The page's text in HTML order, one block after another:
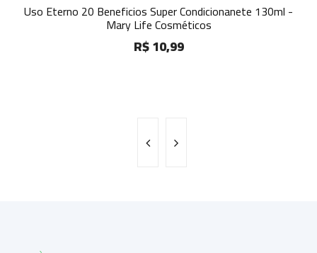
Uso Eterno 20 Beneficios Super Condicionanete 130ml -
Mary Life Cosméticos
R$ 10,99